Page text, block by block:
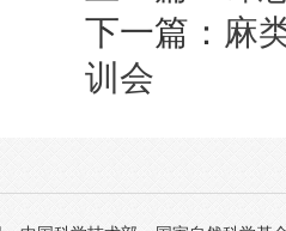
下一篇： 麻
训会